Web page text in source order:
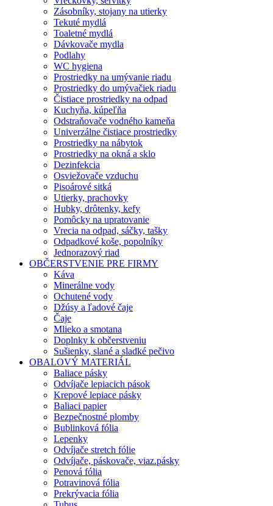
Zásobníky, stojany na utierky
Tekuté mydlá
Toaletné mydlá
Dávkovače mydla
Podlahy
WC hygiena
Prostriedky na umývanie riadu
Prostriedky do umývačiek riadu
Čistiace prostriedky na odpad
Kuchyňa, kúpeľňa
Odstraňovače vodného kameňa
Univerzálne čistiace prostriedky
Prostriedky na nábytok
Prostriedky na okná a sklo
Dezinfekcia
Osviežovače vzduchu
Pisoárové sitká
Utierky, prachovky
Hubky, drôtenky, kefy
Pomôcky na upratovanie
Vrecia na odpad, sáčky, tašky
Odpadkové koše, popolníky
Jednorazový riad
OBČERSTVENIE PRE FIRMY
Káva
Minerálne vody
Ochutené vody
Džúsy a ľadové čaje
Čaje
Mlieko a smotana
Doplnky k občerstveniu
Sušienky, slané a sladké pečivo
OBALOVÝ MATERIÁL
Baliace pásky
Odvíjače lepiacich pások
Krepové lepiace pásky
Baliaci papier
Bezpečnostné plomby
Bublinková fólia
Lepenky
Odvíjače stretch fólie
Odvíjače, páskovače, viaz.pásky
Penová fólia
Potravinová fólia
Prekrývacia fólia